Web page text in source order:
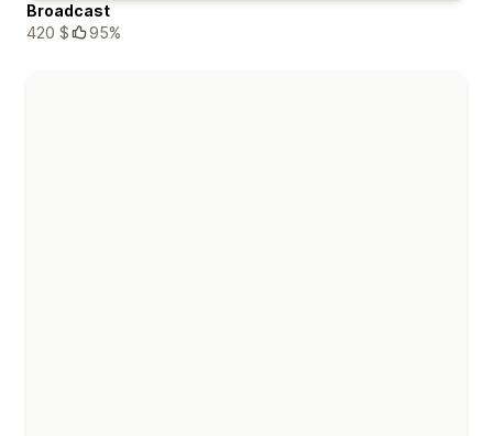
Broadcast
420 $
95%